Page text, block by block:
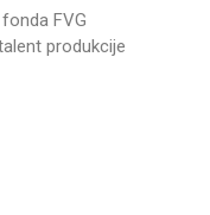
FVG
produkcije